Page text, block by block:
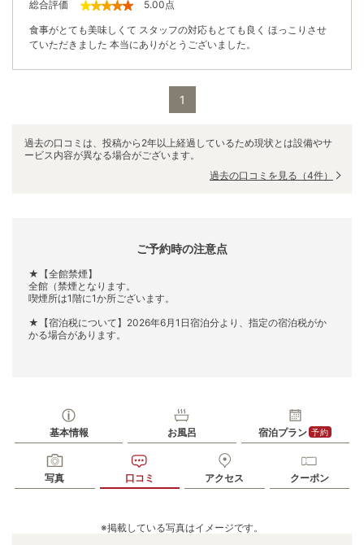
総合評価 5.00点
食事がとても美味しくて スタッフの対応もとても良く ほっこりさせ
ていただきました 本当にありがとうございました。
1
過去の口コミは、投稿から2年以上経過しているため現状とは設備やサ
ービス内容が異なる場合がございます。
過去の口コミを見る （4件）
ご予約時の注意点
★【全館禁煙】
全館（禁煙となります。
喫煙所は1階に1か所ございます。
★【宿泊税について】2026年6月1日宿泊分より、指定の宿泊税がか
かる場合があります。
基本情報 お風呂 宿泊プラン 予約
写真 口コミ アクセス クーポン
※掲載している写真はイメージです。